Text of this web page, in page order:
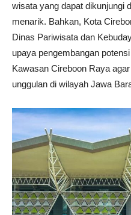
wisata yang dapat dikunjungi
menarik. Bahkan, Kota
Dinas Pariwisata dan
upaya pengembangan
Kawasan Cireboon Raya
unggulan di wilayah Jawa